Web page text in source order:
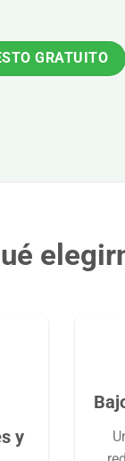
GRATUITO
y